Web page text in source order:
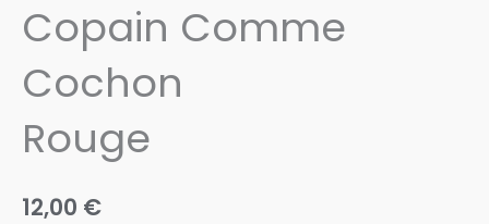
Copain Comme
Cochon
Rouge
12,00 €